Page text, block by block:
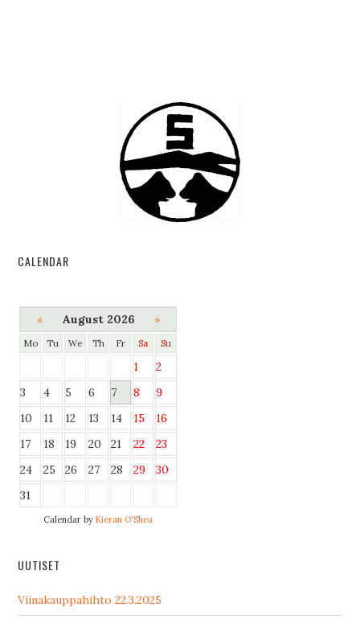
CALENDAR
« August 2026 »
Mo Tu We Th Fr Sa Su
1
2
3
4 5 6 7 8
9
10
11 12 13 14 15
16
17
18 19 20 21 22
23
24
25 26 27 28 29
30
31
Calendar byKieran O'Shea
UUTISET
Viinakauppahihto 22.3.2025